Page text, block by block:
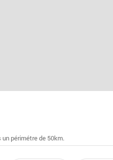
périmétre de 50km.